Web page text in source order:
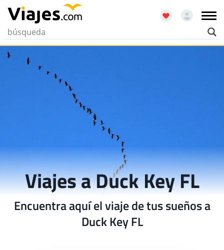
Viajes a Duck Key FL
Encuentra aquí el viaje de tus sueños a
Duck Key FL